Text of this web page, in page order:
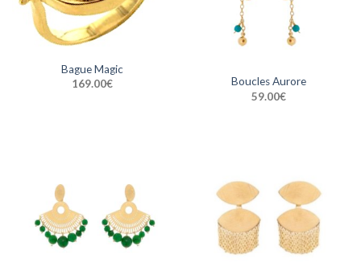
Bague Magic
169.00€
Boucles Aurore
59.00€